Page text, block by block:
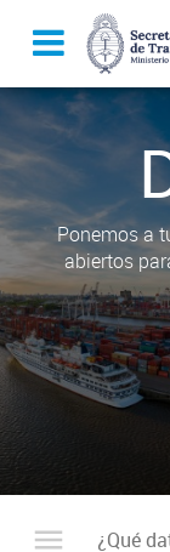
Ponemos a
abiertos